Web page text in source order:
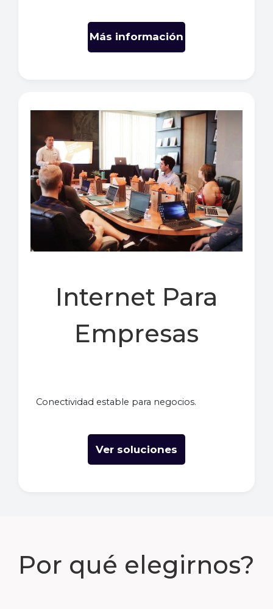
Más información
Internet Para
Empresas
Conectividad estable para negocios.
Ver soluciones
Por qué elegirnos?